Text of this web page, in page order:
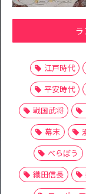
江戸時代
平安時代
戦国武将
幕末
べらぼう
織田信長